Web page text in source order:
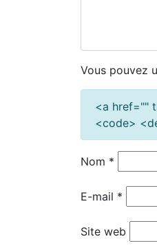
Vous pouvez
<a href=""
<code>
Nom *
E-mail *
Site web